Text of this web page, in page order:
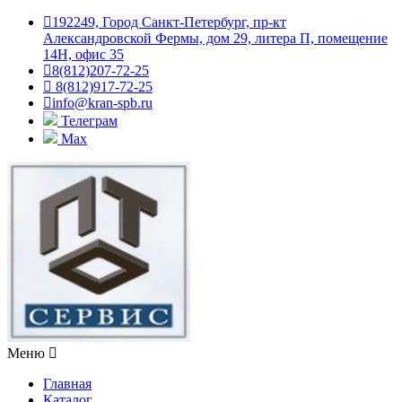
192249, Город Санкт-Петербург, пр-кт
Александровской Фермы, дом 29, литера П, помещение
14Н, офис 35
8(812)207-72-25
8(812)917-72-25
info@kran-spb.ru
Телеграм
Max
Меню
Главная